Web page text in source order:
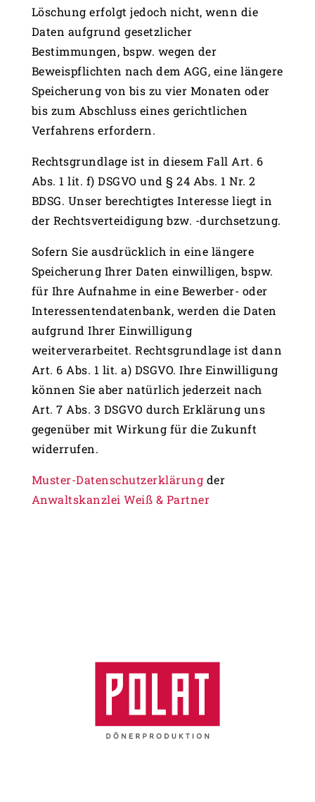
Löschung erfolgt jedoch nicht, wenn die
Daten aufgrund gesetzlicher
Bestimmungen, bspw. wegen der
Beweispflichten nach dem AGG, eine längere
Speicherung von bis zu vier Monaten oder
bis zum Abschluss eines gerichtlichen
Verfahrens erfordern.
Rechtsgrundlage ist in diesem Fall Art. 6
Abs. 1 lit. f) DSGVO und § 24 Abs. 1 Nr. 2
BDSG. Unser berechtigtes Interesse liegt in
der Rechtsverteidigung bzw. -durchsetzung.
Sofern Sie ausdrücklich in eine längere
Speicherung Ihrer Daten einwilligen, bspw.
für Ihre Aufnahme in eine Bewerber- oder
Interessentendatenbank, werden die Daten
aufgrund Ihrer Einwilligung
weiterverarbeitet. Rechtsgrundlage ist dann
Art. 6 Abs. 1 lit. a) DSGVO. Ihre Einwilligung
können Sie aber natürlich jederzeit nach
Art. 7 Abs. 3 DSGVO durch Erklärung uns
gegenüber mit Wirkung für die Zukunft
widerrufen.
Muster-Datenschutzerklärung der
Anwaltskanzlei Weiß & Partner